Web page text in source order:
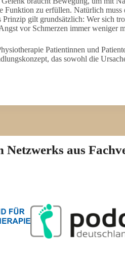
Funktion zu erfüllen. Natürlich muss
Prinzip gilt grundsätzlich: Wer sich
vor Schmerzen immer weniger
Patientinnen und
das sowohl die
Netzwerks aus